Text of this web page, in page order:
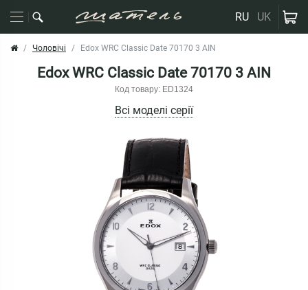
RU UK
Чоловічі Edox WRC Classic Date 70170 3 AIN
Edox WRC Classic Date 70170 3 AIN
Код товару: ED1324
Всі моделі серії